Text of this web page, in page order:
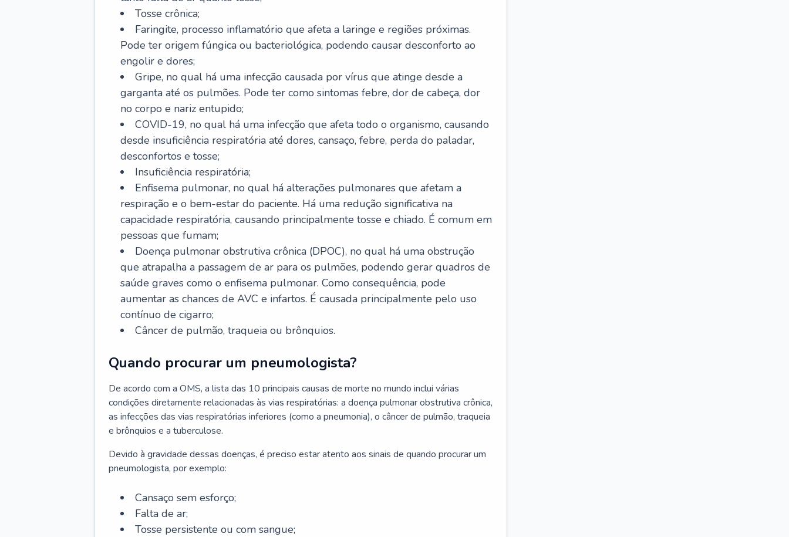
Tosse crônica;
Faringite, processo inflamatório que afeta a laringe e regiões próximas.
Pode ter origem fúngica ou bacteriológica, podendo causar desconforto ao
engolir e dores;
Gripe, no qual há uma infecção causada por vírus que atinge desde a
garganta até os pulmões. Pode ter como sintomas febre, dor de cabeça, dor
no corpo e nariz entupido;
COVID-19, no qual há uma infecção que afeta todo o organismo, causando
desde insuficiência respiratória até dores, cansaço, febre, perda do paladar,
desconfortos e tosse;
Insuficiência respiratória;
Enfisema pulmonar, no qual há alterações pulmonares que afetam a
respiração e o bem-estar do paciente. Há uma redução significativa na
capacidade respiratória, causando principalmente tosse e chiado. É comum em
pessoas que fumam;
Doença pulmonar obstrutiva crônica (DPOC), no qual há uma obstrução
que atrapalha a passagem de ar para os pulmões, podendo gerar quadros de
saúde graves como o enfisema pulmonar. Como consequência, pode
aumentar as chances de AVC e infartos. É causada principalmente pelo uso
contínuo de cigarro;
Câncer de pulmão, traqueia ou brônquios.
Quando procurar um pneumologista?
De acordo com a OMS, a lista das 10 principais causas de morte no mundo inclui várias
condições diretamente relacionadas às vias respiratórias: a doença pulmonar obstrutiva crônica,
as infecções das vias respiratórias inferiores (como a pneumonia), o câncer de pulmão, traqueia
e brônquios e a tuberculose.
Devido à gravidade dessas doenças, é preciso estar atento aos sinais de quando procurar um
pneumologista, por exemplo:
Cansaço sem esforço;
Falta de ar;
Tosse persistente ou com sangue;